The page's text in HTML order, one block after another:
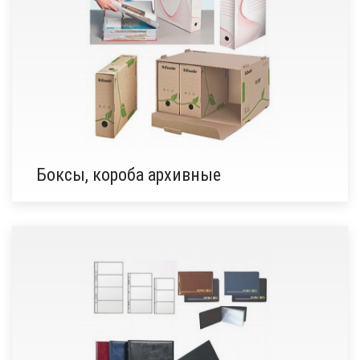
Боксы, короба архивные